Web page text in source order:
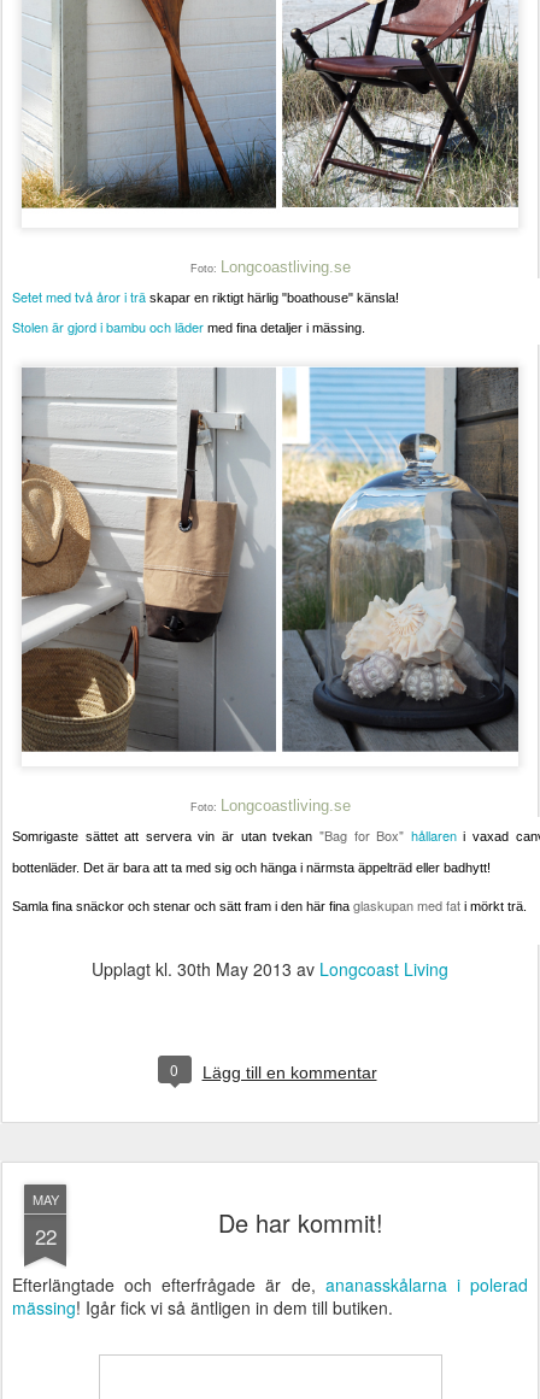
Foto: Longcoastliving.se
Setet med två åror i trä skapar en riktigt härlig "boathouse" känsla!
Stolenär gjord i bambu och läder med fina detaljer i mässing.
Foto: Longcoastliving.se
Somrigaste sättet att servera vin är utan tvekan "Bag for Box" hållareni vaxad
bottenläder. Det är bara att ta med sig och hänga i närmsta äppelträd eller badhytt!
Samla fina snäckor och stenar och sätt fram i den här fina glaskupan med fat i mörkt trä.
Upplagt kl. 30th May 2013 av Longcoast Living
0 Lägg till en kommentar
MAY
22 De har kommit!
Efterlängtade och efterfrågade är de, ananasskålarna i polerad
mässing! Igår fick vi så äntligen in dem till butiken.